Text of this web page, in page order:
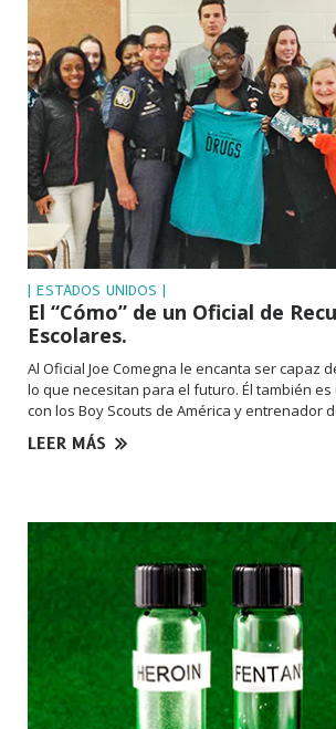
| ESTADOS UNIDOS |
El “Cómo” de un Oficial de
Escolares.
Al Oficial Joe Comegna le encanta ser capaz
lo que necesitan para el futuro. Él también
con los Boy Scouts de América y entrenador
LEER MÁS